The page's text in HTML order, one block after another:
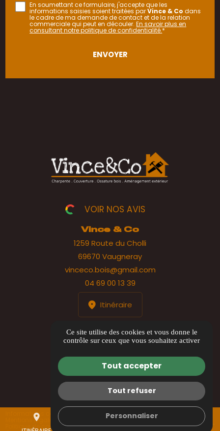
En soumettant ce formulaire, j'accepte que les
informations saisies soient traitées parVince & Co dans
le cadre de ma demande de contact et de la relation
commerciale qui peut en découler.En savoir plus en
consultant notre politique de confidentialité.*
place mail
VOIR NOS AVIS
Vince & Co
1259 Route du Cholli
69670 Vaugneray
vinceco.bois@gmail.com
04 69 00 13 39
Itinéraire
HORAIRES
Lundi au jeudi : 8h00 à 17h00
Vendredi : 8h00 à 12h00
Informations complémentaires
Mentions légales
Politique de confidentialité
Ce site utilise des cookies et vous donne le
contrôle sur ceux que vous souhaitez activer
Tout accepter
Tout refuser
Personnaliser